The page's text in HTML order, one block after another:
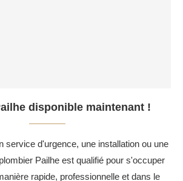
disponible maintenant !
service d'urgence, une installation ou une
Pailhe est qualifié pour s'occuper
rapide, professionnelle et dans le